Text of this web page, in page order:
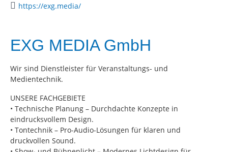
https://exg.media/
EXG MEDIA GmbH
Wir sind Dienstleister für Veranstaltungs- und
Medientechnik.
UNSERE FACHGEBIETE
• Technische Planung – Durchdachte Konzepte in
eindrucksvollem Design.
• Tontechnik – Pro-Audio-Lösungen für klaren und
druckvollen Sound.